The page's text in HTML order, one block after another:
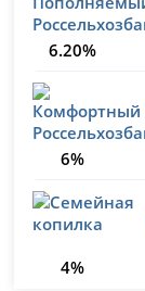
6.20%
6%
4%